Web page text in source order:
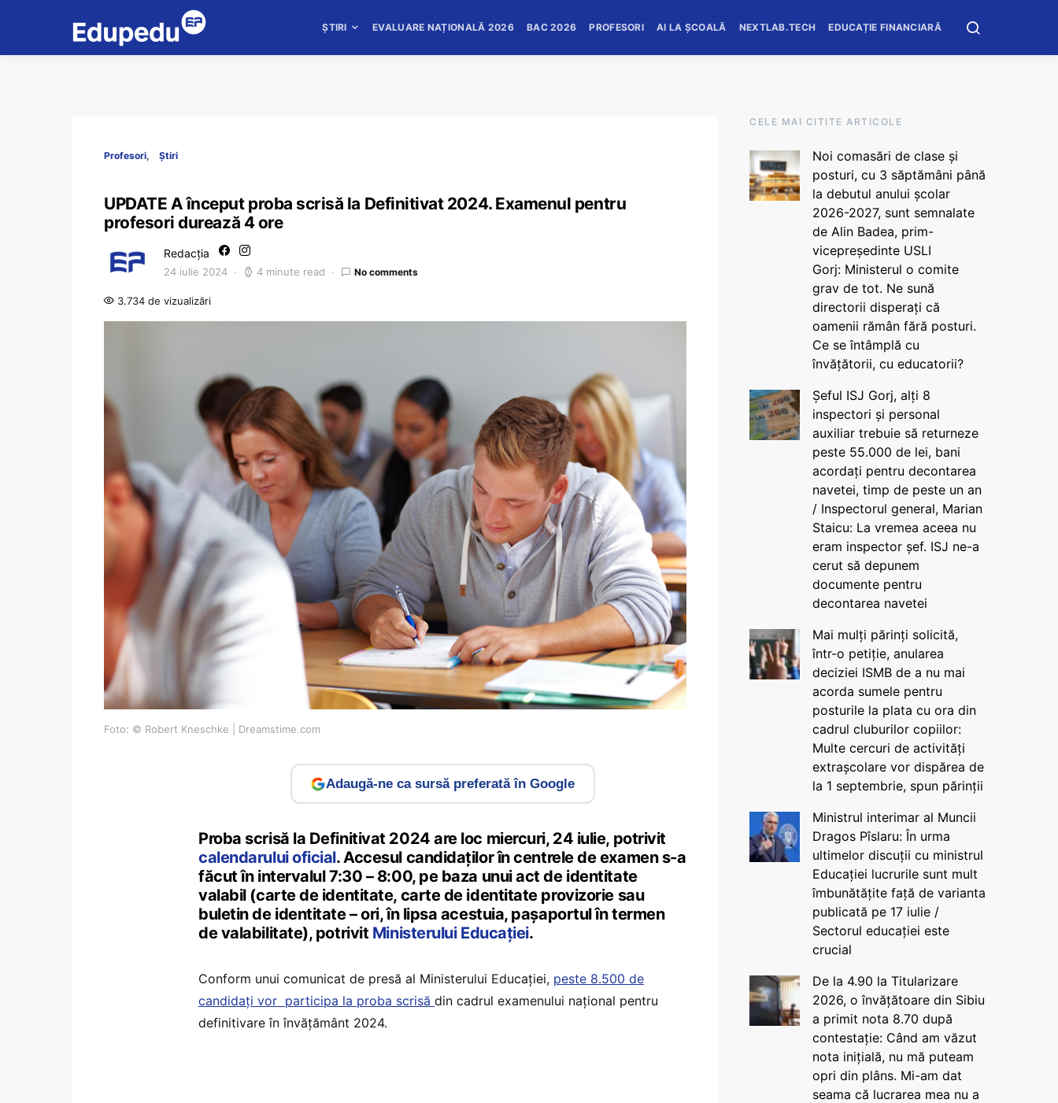
ȘTIRI EVALUARE NAȚIONALĂ 2026 BAC 2026 PROFESORI AI LA ȘCOALĂ NEXTLAB.TECH EDUCAȚIE FINANCIARĂ
Profesori Știri
UPDATE A început proba scrisă la Definitivat 2024. Examenul pentru
profesori durează 4 ore
Redacția
24 iulie 2024 4 minute read No comments
3.734 de vizualizări
Foto: © Robert Kneschke | Dreamstime.com
Adaugă-ne ca sursă preferată în Google
Proba scrisă la Definitivat 2024 are loc miercuri, 24 iulie, potrivit
calendarului oficial. Accesul candidaţilor în centrele de examen s-a
făcut în intervalul 7:30 – 8:00, pe baza unui act de identitate
valabil (carte de identitate, carte de identitate provizorie sau
buletin de identitate – ori, în lipsa acestuia, paşaportul în termen
de valabilitate), potrivit Ministerului Educației.
Conform unui comunicat de presă al Ministerului Educației, peste 8.500 de
candidați vor participa la proba scrisă din cadrul examenului național pentru
definitivare în învățământ 2024.
CELE MAI CITITE ARTICOLE
Noi comasări de clase și
posturi, cu 3 săptămâni până
la debutul anului școlar
2026-2027, sunt semnalate
de Alin Badea, prim-
vicepreședinte USLI
Gorj: Ministerul o comite
grav de tot. Ne sună
directorii disperați că
oamenii rămân fără posturi.
Ce se întâmplă cu
învățătorii, cu educatorii?
Șeful ISJ Gorj, alți 8
inspectori și personal
auxiliar trebuie să returneze
peste 55.000 de lei, bani
acordați pentru decontarea
navetei, timp de peste un an
/ Inspectorul general, Marian
Staicu: La vremea aceea nu
eram inspector șef. ISJ ne-a
cerut să depunem
documente pentru
decontarea navetei
Mai mulți părinți solicită,
într-o petiție, anularea
deciziei ISMB de a nu mai
acorda sumele pentru
posturile la plata cu ora din
cadrul cluburilor copiilor:
Multe cercuri de activități
extrașcolare vor dispărea de
la 1 septembrie, spun părinții
Ministrul interimar al Muncii
Dragos Pîslaru: În urma
ultimelor discuții cu ministrul
Educației lucrurile sunt mult
îmbunătățite față de varianta
publicată pe 17 iulie /
Sectorul educației este
crucial
De la 4.90 la Titularizare
2026, o învățătoare din Sibiu
a primit nota 8.70 după
contestație: Când am văzut
nota inițială, nu mă puteam
opri din plâns. Mi-am dat
seama că lucrarea mea nu a